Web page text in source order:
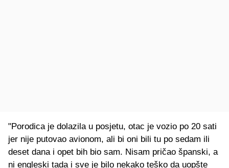
"Porodica je dolazila u posjetu, otac je vozio po 20 sati
jer nije putovao avionom, ali bi oni bili tu po sedam ili
deset dana i opet bih bio sam. Nisam pričao španski, a
ni engleski tada i sve je bilo nekako teško da uopšte